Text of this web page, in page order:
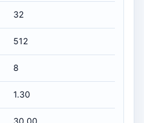
32
512
8
1.30
30.00